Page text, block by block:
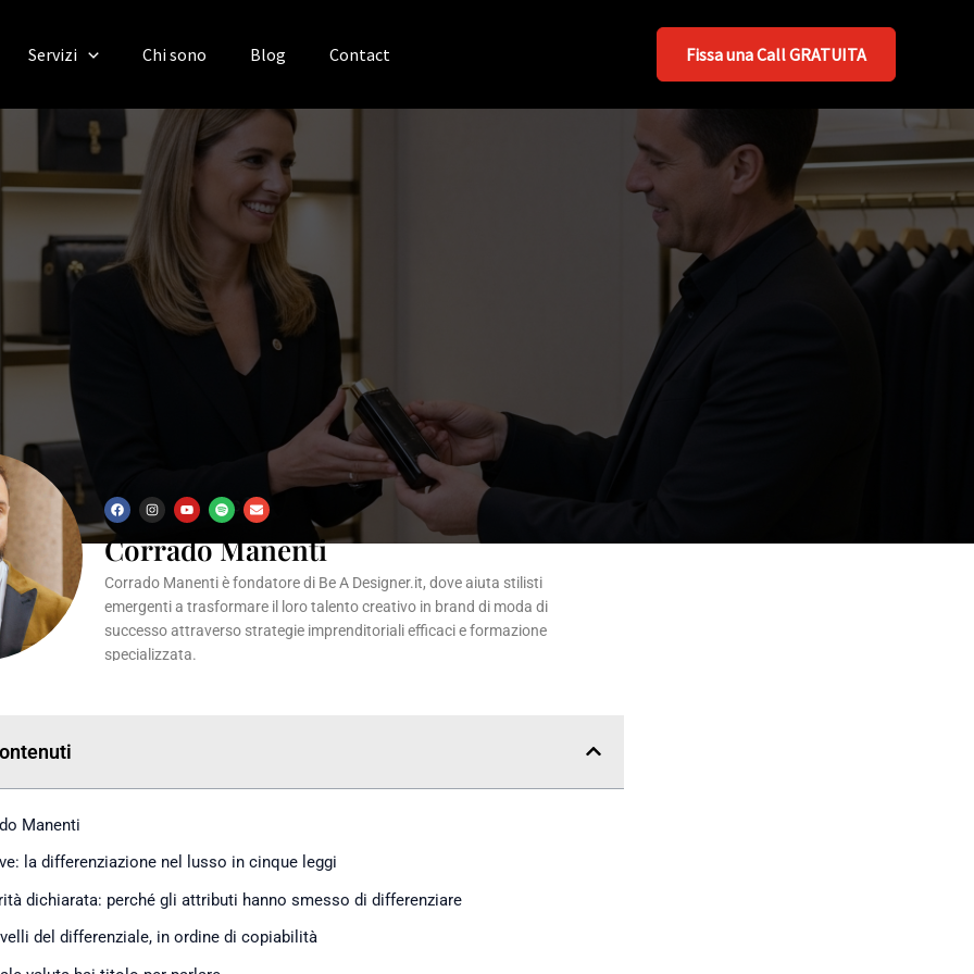
Servizi Chi sono Blog Contact Fissa una Call GRATUITA
F
a
c
e
b
o
o
k
I
n
t
a
g
r
a
m
Y
o
t
u
b
e
S
p
t
i
f
y
E
n
e
l
o
p
e
Corrado Manenti
Corrado Manenti è fondatore di Be A Designer.it, dove aiuta stilisti
emergenti a trasformare il loro talento creativo in brand di moda di
successo attraverso strategie imprenditoriali efficaci e formazione
specializzata.
Manenti
la differenziazione nel lusso in cinque leggi
dichiarata: perché gli attributi hanno smesso di differenziare
del differenziale, in ordine di copiabilità